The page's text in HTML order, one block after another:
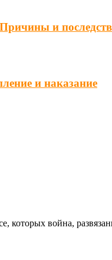
и
и наказание
которых война,